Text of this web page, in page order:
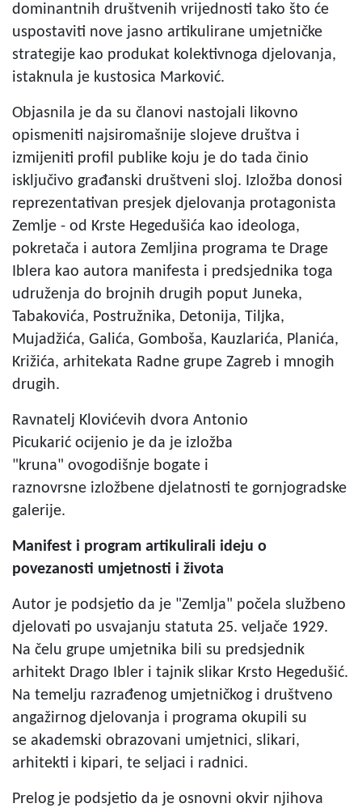
dominantnih društvenih vrijednosti tako što će
uspostaviti nove jasno artikulirane umjetničke
strategije kao produkat kolektivnoga djelovanja,
istaknula je kustosica Marković.
Objasnila je da su članovi nastojali likovno
opismeniti najsiromašnije slojeve društva i
izmijeniti profil publike koju je do tada činio
isključivo građanski društveni sloj. Izložba donosi
reprezentativan presjek djelovanja protagonista
Zemlje - od Krste Hegedušića kao ideologa,
pokretača i autora Zemljina programa te Drage
Iblera kao autora manifesta i predsjednika toga
udruženja do brojnih drugih poput Juneka,
Tabakovića, Postružnika, Detonija, Tiljka,
Mujadžića, Galića, Gomboša, Kauzlarića, Planića,
Križića, arhitekata Radne grupe Zagreb i mnogih
drugih.
Ravnatelj Klovićevih dvora Antonio
Picukarić ocijenio je da je izložba
"kruna" ovogodišnje bogate i
raznovrsne izložbene djelatnosti te gornjogradske
galerije.
Manifest i program artikulirali ideju o
povezanosti umjetnosti i života
Autor je podsjetio da je "Zemlja" počela službeno
djelovati po usvajanju statuta 25. veljače 1929.
Na čelu grupe umjetnika bili su predsjednik
arhitekt Drago Ibler i tajnik slikar Krsto Hegedušić.
Na temelju razrađenog umjetničkog i društveno
angažirnog djelovanja i programa okupili su
se akademski obrazovani umjetnici, slikari,
arhitekti i kipari, te seljaci i radnici.
Prelog je podsjetio da je osnovni okvir njihova